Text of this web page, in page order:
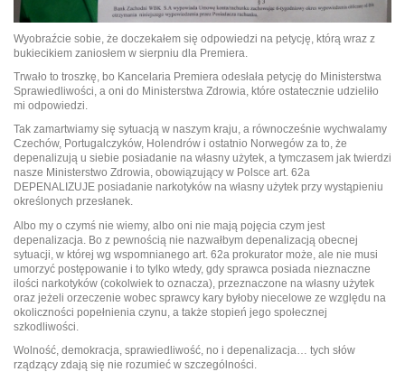
Wyobraźcie sobie, że doczekałem się odpowiedzi na petycję, którą wraz z
bukiecikiem zaniosłem w sierpniu dla Premiera.
Trwało to troszkę, bo Kancelaria Premiera odesłała petycję do Ministerstwa
Sprawiedliwości, a oni do Ministerstwa Zdrowia, które ostatecznie udzieliło
mi odpowiedzi.
Tak zamartwiamy się sytuacją w naszym kraju, a równocześnie wychwalamy
Czechów, Portugalczyków, Holendrów i ostatnio Norwegów za to, że
depenalizują u siebie posiadanie na własny użytek, a tymczasem jak twierdzi
nasze Ministerstwo Zdrowia, obowiązujący w Polsce art. 62a
DEPENALIZUJE posiadanie narkotyków na własny użytek przy wystąpieniu
określonych przesłanek.
Albo my o czymś nie wiemy, albo oni nie mają pojęcia czym jest
depenalizacja. Bo z pewnością nie nazwałbym depenalizacją obecnej
sytuacji, w której wg wspomnianego art. 62a prokurator może, ale nie musi
umorzyć postępowanie i to tylko wtedy, gdy sprawca posiada nieznaczne
ilości narkotyków (cokolwiek to oznacza), przeznaczone na własny użytek
oraz jeżeli orzeczenie wobec sprawcy kary byłoby niecelowe ze względu na
okoliczności popełnienia czynu, a także stopień jego społecznej
szkodliwości.
Wolność, demokracja, sprawiedliwość, no i depenalizacja… tych słów
rządzący zdają się nie rozumieć w szczególności.